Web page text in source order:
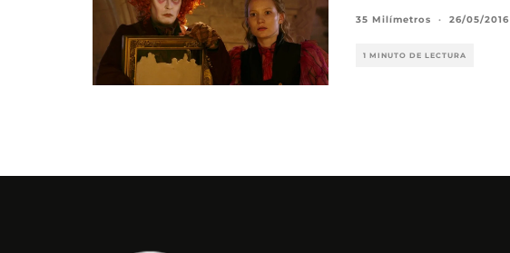
35 Milímetros · 26/05/2016
1 MINUTO DE LECTURA